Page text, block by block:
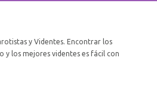
y Videntes. Encontrar los
y los mejores videntes es fácil con